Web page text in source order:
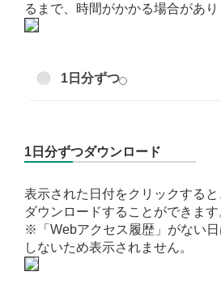
るまで、時間がかかる場合があり
1日分ずつ
1日分ずつダウンロード
表示された日付をクリックする
ダウンロードすることができます
※「Webアクセス履歴」がない
しないため表示されません。